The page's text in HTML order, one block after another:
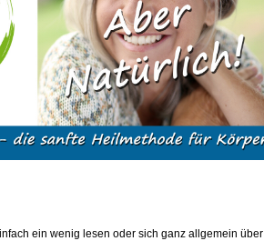
ein wenig lesen oder sich ganz allgemein über